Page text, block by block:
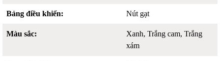
Bảng điều khiển: Nút gạt
Màu sắc:
Xanh, Trắng cam, Trắng
xám